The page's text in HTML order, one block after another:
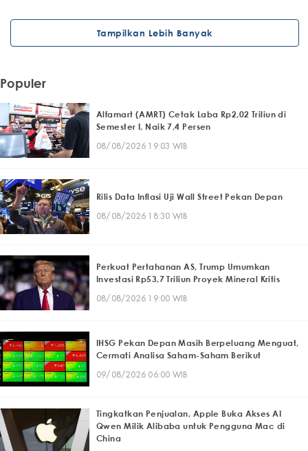
Tampilkan Lebih Banyak
Populer
Alfamart (AMRT) Cetak Laba Rp2,02 Triliun di
Semester I, Naik 7,4 Persen
08/08/2026 19:03 WIB
Rilis Data Inflasi Uji Wall Street Pekan Depan
08/08/2026 18:30 WIB
Perkuat Pertahanan AS, Trump Umumkan
Investasi Rp53,7 Triliun Proyek Mineral Kritis
08/08/2026 19:00 WIB
IHSG Pekan Depan Masih Berpeluang Menguat,
Cermati Analisa Saham-Saham Berikut
09/08/2026 06:00 WIB
Tingkatkan Penjualan, Apple Buka Akses AI
Qwen Milik Alibaba untuk Pengguna Mac di
China